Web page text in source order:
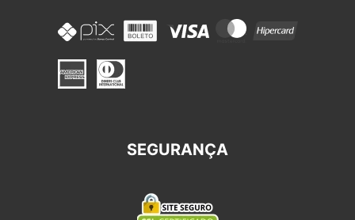
SEGURANÇA